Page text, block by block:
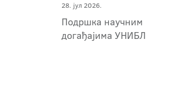
28. јул 2026.
Подршка научним
догађајима УНИБЛ